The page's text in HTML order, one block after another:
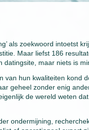
als zoekwoord intoetst
Maar liefst 186
maar niets is
van hun kwaliteiten
geheel zonder enig
de wereld weten
ondermijning,